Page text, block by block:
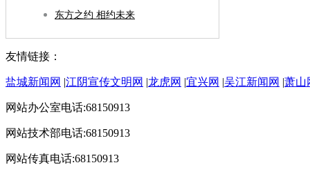
东方之约 相约未来
友情链接：
盐城新闻网 |江阴宣传文明网 |龙虎网 |宜兴网 |吴江新闻网 |萧山
网站办公室电话:68150913
网站技术部电话:68150913
网站传真电话:68150913